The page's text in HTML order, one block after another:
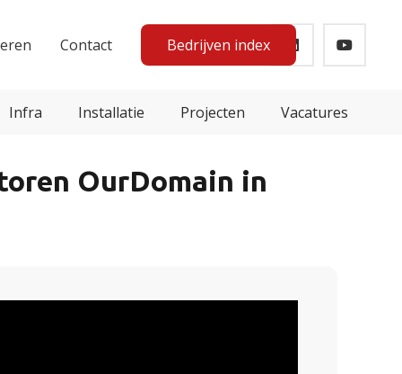
Contact Bedrijven index
Infra Installatie Projecten Vacatures
OurDomain in